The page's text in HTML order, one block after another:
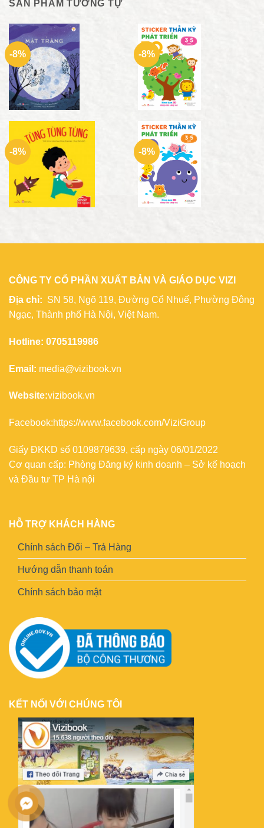
SẢN PHẨM TƯƠNG TỰ
-8% -8%
-8% -8%
CÔNG TY CỔ PHẦN XUẤT BẢN VÀ GIÁO DỤC VIZI
Địa chỉ: SN 58, Ngõ 119, Đường Cổ Nhuế, Phường Đông
Ngạc, Thành phố Hà Nội, Việt Nam.
Hotline: 0705119986
Email: media@vizibook.vn
Website:vizibook.vn
Facebook:https://www.facebook.com/ViziGroup
Giấy ĐKKD số 0109879639, cấp ngày 06/01/2022
Cơ quan cấp: Phòng Đăng ký kinh doanh – Sở kế hoạch
và Đầu tư TP Hà nội
HỖ TRỢ KHÁCH HÀNG
Chính sách Đổi – Trả Hàng
Hướng dẫn thanh toán
Chính sách bảo mật
KẾT NỐI VỚI CHÚNG TÔI